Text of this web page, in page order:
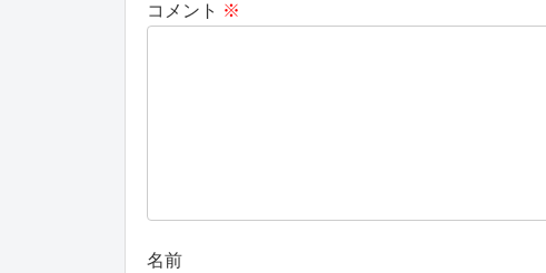
コメント ※
名前